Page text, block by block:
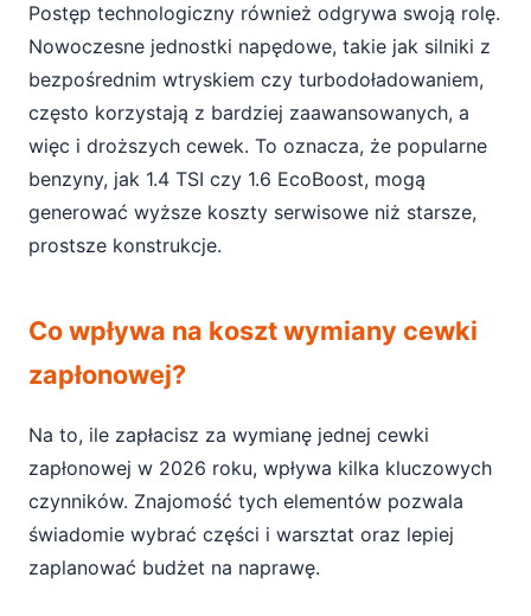
Postęp technologiczny również odgrywa swoją rolę.
Nowoczesne jednostki napędowe, takie jak silniki z
bezpośrednim wtryskiem czy turbodoładowaniem,
często korzystają z bardziej zaawansowanych, a
więc i droższych cewek. To oznacza, że popularne
benzyny, jak 1.4 TSI czy 1.6 EcoBoost, mogą
generować wyższe koszty serwisowe niż starsze,
prostsze konstrukcje.
Co wpływa na koszt wymiany cewki
zapłonowej?
Na to, ile zapłacisz za wymianę jednej cewki
zapłonowej w 2026 roku, wpływa kilka kluczowych
czynników. Znajomość tych elementów pozwala
świadomie wybrać części i warsztat oraz lepiej
zaplanować budżet na naprawę.